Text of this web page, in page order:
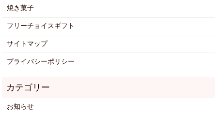
焼き菓子
フリーチョイスギフト
サイトマップ
プライバシーポリシー
お知らせ